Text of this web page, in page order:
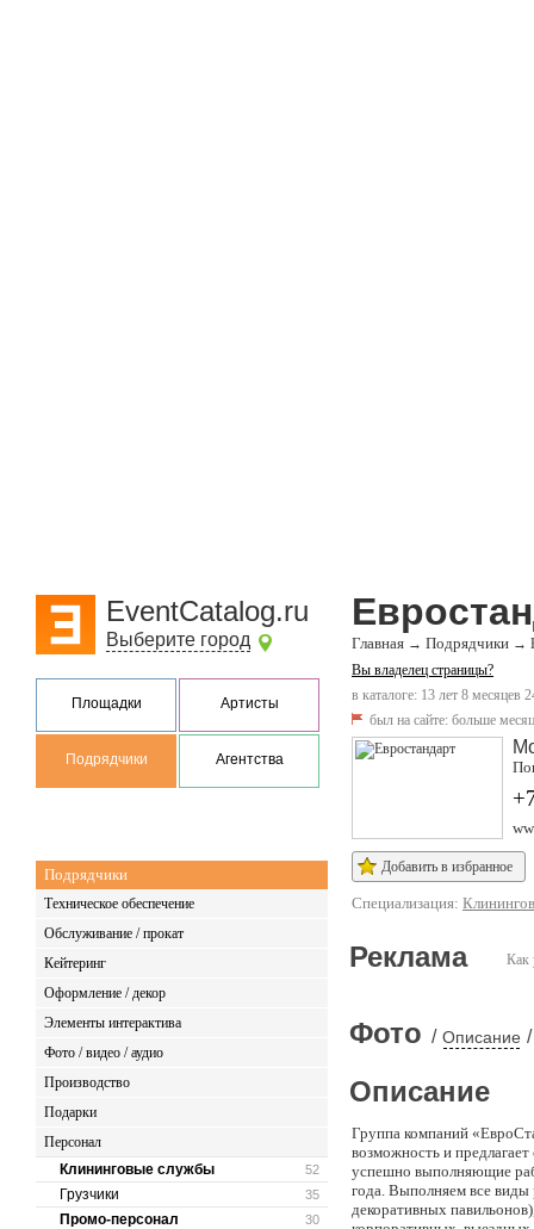
EventCatalog.ru
Выберите город
Площадки Артисты
Подрядчики Агентства
Подрядчики
Техническое обеспечение
Обслуживание / прокат
Кейтеринг
Оформление / декор
Элементы интерактива
Фото / видео / аудио
Производство
Подарки
Персонал
52
Клининговые службы
35
Грузчики
30
Промо-персонал
Главная → Подрядчики →
Вы владелец страницы?
в каталоге: 13 лет 8 месяцев
был на сайте: больше
Добавить в избранное
Специализация:
Как
Реклама
Фото / Описание /
Описание
Группа компаний
возможность и
успешно выполняющие
года. Выполняем все
декоративных